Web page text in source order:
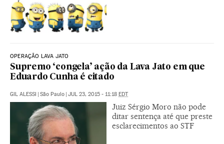
OPERAÇÃO LAVA JATO
Supremo ‘congela’ ação da Lava Jato em que
Eduardo Cunha é citado
GIL ALESSI | São Paulo | JUL 23, 2015 - 11:18 EDT
Juiz Sérgio Moro não pode
ditar sentença até que preste
esclarecimentos ao STF